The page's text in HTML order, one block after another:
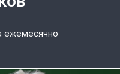
ежемесячно